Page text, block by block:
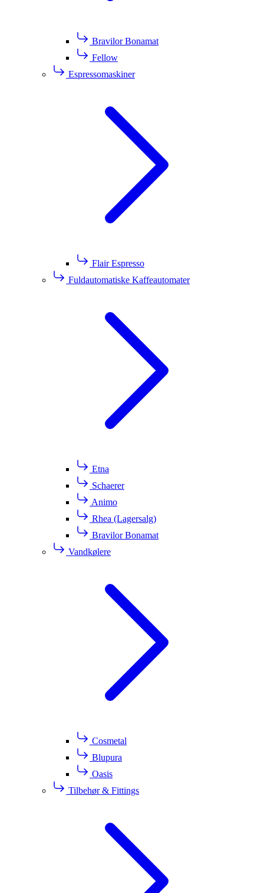
Bravilor Bonamat
Fellow
Espressomaskiner
Flair Espresso
Fuldautomatiske Kaffeautomater
Etna
Schaerer
Animo
Rhea (Lagersalg)
Bravilor Bonamat
Vandkølere
Cosmetal
Blupura
Oasis
Tilbehør & Fittings